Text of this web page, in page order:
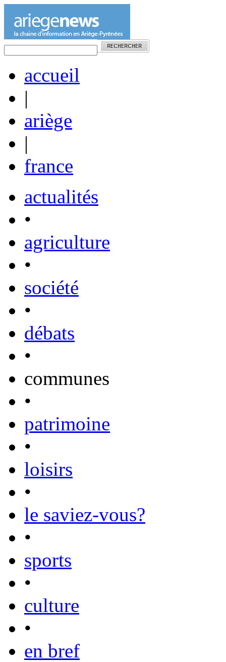
accueil
|
ariège
|
france
actualités
•
agriculture
•
société
•
débats
•
communes
•
patrimoine
•
loisirs
•
le saviez-vous?
•
sports
•
culture
•
en bref